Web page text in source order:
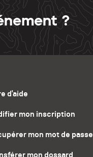
?
d'aide
mon inscription
mon mot de passe
mon dossard